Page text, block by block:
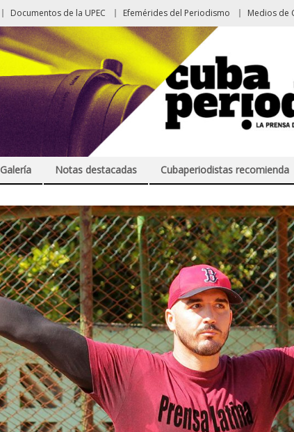
Documentos de la UPEC Efemérides del Periodismo Medios de
Galería Notas destacadas Cubaperiodistas recomienda